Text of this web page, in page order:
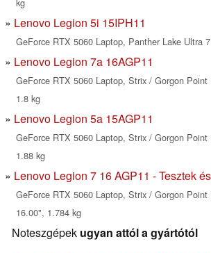
Lenovo Legion 5i 15IPH11
GeForce RTX 5060 Laptop, Panther Lake Ultra
Lenovo Legion 7a 16AGP11
GeForce RTX 5060 Laptop, Strix / Gorgon
1.8 kg
Lenovo Legion 5a 15AGP11
GeForce RTX 5060 Laptop, Strix / Gorgon
1.88 kg
Lenovo Legion 7 16 AGP11 - Tesztek
GeForce RTX 5060 Laptop, Strix / Gorgon
16.00", 1.784 kg
Noteszgépek ugyan attól a gyártótól